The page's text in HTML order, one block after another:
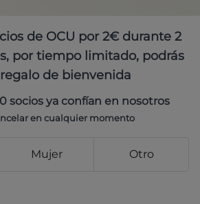
de OCU por 2€ durante 2
por tiempo limitado, podrás
de bienvenida
socios ya confían en nosotros
en cualquier momento
Mujer Otro